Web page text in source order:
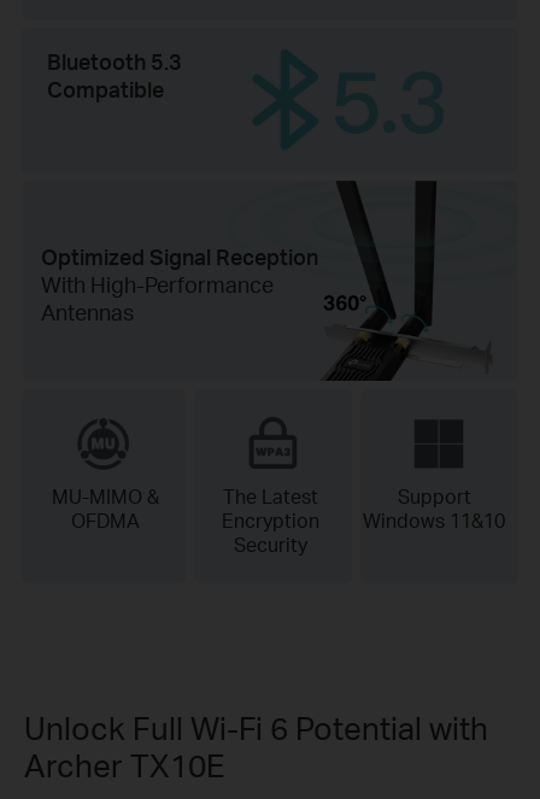
Bluetooth 5.3
Compatible
Optimized Signal Reception
With High-Performance
Antennas
MU-MIMO &
OFDMA
The Latest
Encryption
Security
Support
Windows 11&10
Unlock Full Wi-Fi 6 Potential with
Archer TX10E